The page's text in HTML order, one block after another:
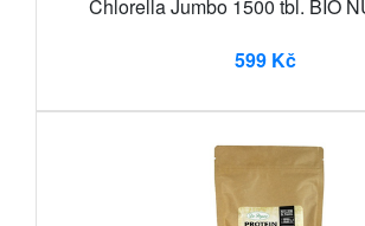
Chlorella Jumbo 1500 tbl. BIO
599 Kč